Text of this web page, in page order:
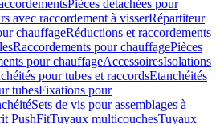
Pièces détachées pour
avec raccordement à visserRépartiteur
chauffageRéductions et raccordements
Raccordements pour chauffagePièces
pour chauffageAccessoiresIsolations
pour tubes et raccordsEtanchéités
tubesFixations pour
Sets de vis pour assemblages à
PushFitTuyaux multicouchesTuyaux